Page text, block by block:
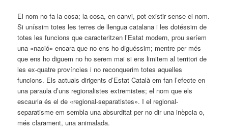
El nom no fa la cosa; la cosa, en canvi, pot existir sense el nom.
Si uníssim totes les terres de llengua catalana i les dotéssim de
totes les funcions que caracteritzen l’Estat modern, prou seríem
una «nació» encara que no ens ho diguéssim; mentre per més
que ens ho diguem no ho serem mai si ens limitem al territori de
les ex-quatre províncies i no reconquerim totes aquelles
funcions. Els actuals dirigents d’Estat Català em fan l’efecte en
una paraula d’uns regionalistes extremistes; el nom que els
escauria és el de «regional-separatistes». I el regional-
separatisme em sembla una absurditat per no dir una inèpcia o,
més clarament, una animalada.